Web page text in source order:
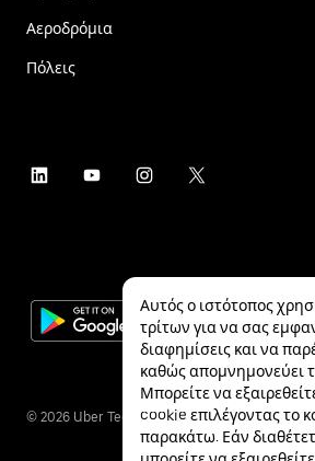
Αεροδρόμια
Πόλεις
© 2026 Uber Technologies Inc.
Αυτός ο ιστότοπος
τρίτων για να σας
διαφημίσεις και να
καθώς απομνημονεύει
Μπορείτε να
cookie επιλέγοντας το
παρακάτω. Εάν